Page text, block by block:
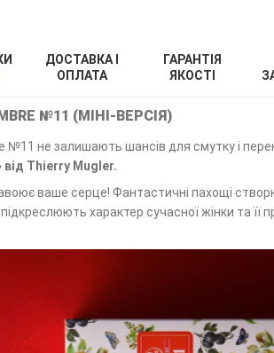
ДОСТАВКА І
ОПЛАТА
ГАРАНТІЯ
ЯКОСТІ
№11 (МІНІ-ВЕРСІЯ)
не залишають шансів для смутку і
від Thierry Mugler.
ваше серце! Фантастичні пахощі
характер сучасної жінки та її